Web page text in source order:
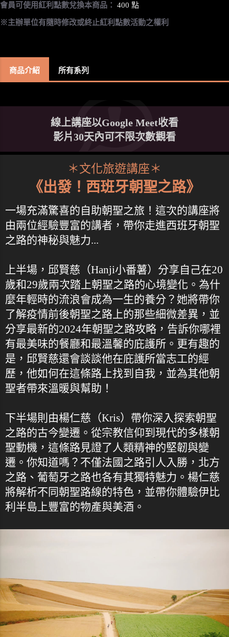
會員可使用紅利點數兌換本商品： 400 點
※主辦單位有隨時修改或終止紅利點數活動之權利
商品介紹 所有系列
線上講座以Google Meet收看
影片30天內可不限次數觀看
＊文化旅遊講座＊
《出發！西班牙朝聖之路》
一場充滿驚喜的自助朝聖之旅！這次的講座將
由兩位經驗豐富的講者，帶你走進西班牙朝聖
之路的神秘與魅力...
上半場，邱賢慈（Hanji小番薯）分享自己在20
歲和29歲兩次踏上朝聖之路的心境變化。為什
麼年輕時的流浪會成為一生的養分？她將帶你
了解疫情前後朝聖之路上的那些細微差異，並
分享最新的2024年朝聖之路攻略，告訴你哪裡
有最美味的餐廳和最溫馨的庇護所。更有趣的
是，邱賢慈還會談談他在庇護所當志工的經
歷，他如何在這條路上找到自我，並為其他朝
聖者帶來溫暖與幫助！
下半場則由楊仁慈（Kris）帶你深入探索朝聖
之路的古今變遷。從宗教信仰到現代的多樣朝
聖動機，這條路見證了人類精神的堅韌與變
遷。你知道嗎？不僅法國之路引人入勝，北方
之路、葡萄牙之路也各有其獨特魅力。楊仁慈
將解析不同朝聖路線的特色，並帶你體驗伊比
利半島上豐富的物產與美酒。